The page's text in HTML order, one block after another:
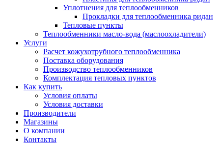
Уплотнения для теплообменников
Прокладки для теплообменника ридан
Тепловые пункты
Теплообменники масло-вода (маслоохладители)
Услуги
Расчет кожухотрубного теплообменника
Поставка оборудования
Производство теплообменников
Комплектация тепловых пунктов
Как купить
Условия оплаты
Условия доставки
Производители
Магазины
О компании
Контакты